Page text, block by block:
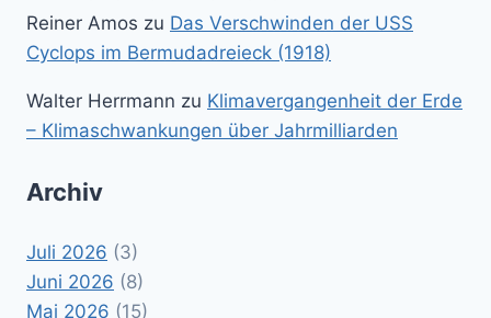
Reiner Amos zu Das Verschwinden der USS
Cyclops im Bermudadreieck (1918)
Walter Herrmann zu Klimavergangenheit der Erde
– Klimaschwankungen über Jahrmilliarden
Archiv
Juli 2026 (3)
Juni 2026 (8)
Mai 2026 (15)